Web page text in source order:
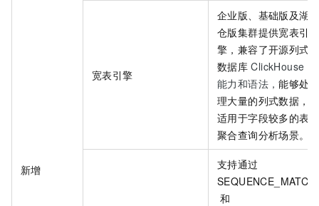
新增
宽表引擎
企业版、基础版及湖
仓版集群提供宽表引
擎，兼容了开源列式
数据库 ClickHouse
能力和语法，能够处
理大量的列式数据，
适用于字段较多的表
聚合查询分析场景。
支持通过
SEQUENCE_MATCH
和